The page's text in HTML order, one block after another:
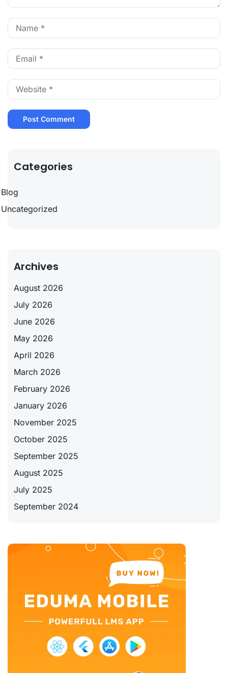
Categories
Blog
Uncategorized
Archives
August 2026
July 2026
June 2026
May 2026
April 2026
March 2026
February 2026
January 2026
November 2025
October 2025
September 2025
August 2025
July 2025
September 2024